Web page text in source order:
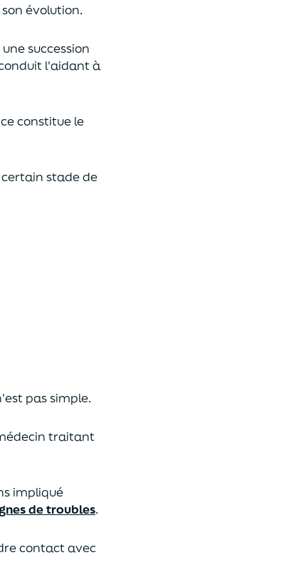
évolution.
succession
l'aidant à
constitue le
stade de
pas simple.
traitant
impliqué
de troubles.
contact avec